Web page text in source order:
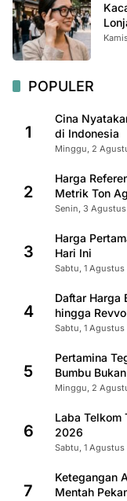
POPULER
1
Cina
di Indonesia
Minggu, 2
2
Harga
Metrik Ton
Senin, 3
3
Harga
Hari Ini
Sabtu, 1 Agustus
4
Daftar Harga
hingga
Sabtu, 1
5
Pertamina
Bumbu
Minggu, 2
6
Laba Telkom
2026
Sabtu, 1
7
Ketegangan
Mentah